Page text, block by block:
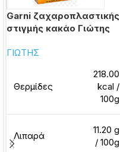
Garni ζαχαροπλαστικής
στιγμής κακάο Γιώτης
ΓΙΩΤΗΣ
Θερμίδες
218.00
kcal /
100g
Λιπαρά
11.20 g
/ 100g